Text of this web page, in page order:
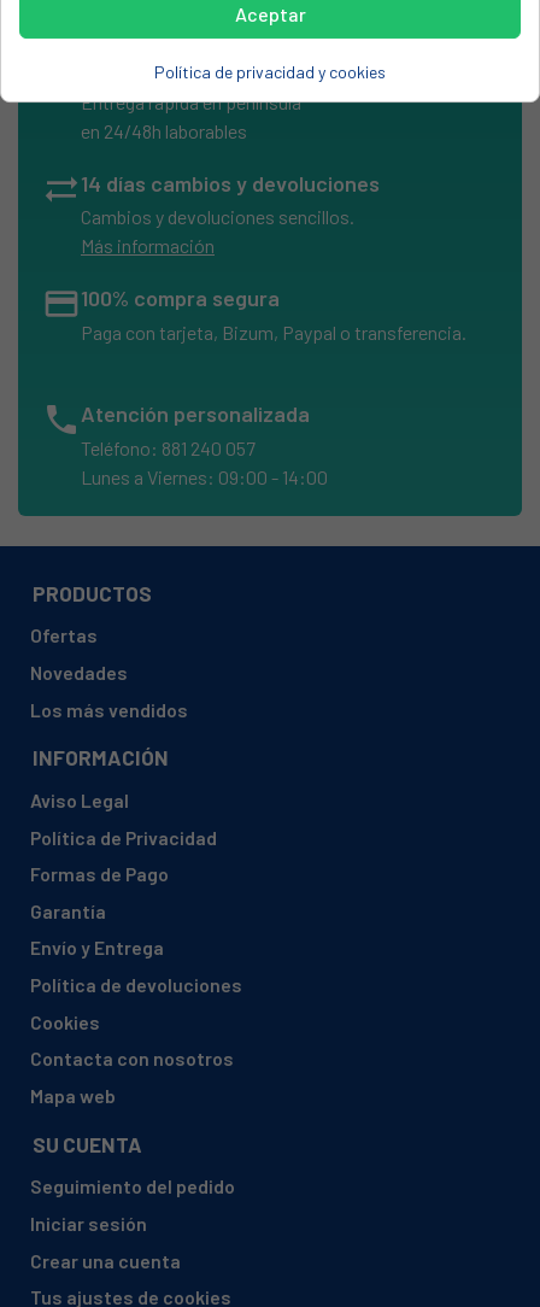
Envíos Express
Entrega rápida en península
en 24/48h laborables
sync_alt14 días cambios y devoluciones
Cambios y devoluciones sencillos.
Más información
credit_card100% compra segura
Paga con tarjeta, Bizum, Paypal o transferencia.
phone Atención personalizada
Teléfono: 881 240 057
Lunes a Viernes: 09:00 - 14:00
PRODUCTOS
Ofertas
Novedades
Los más vendidos
INFORMACIÓN
Aviso Legal
Política de Privacidad
Formas de Pago
Garantía
Envío y Entrega
Política de devoluciones
Cookies
Contacta con nosotros
Mapa web
SU CUENTA
Seguimiento del pedido
Iniciar sesión
Crear una cuenta
Tus ajustes de cookies
Aceptar
Política de privacidad y cookies